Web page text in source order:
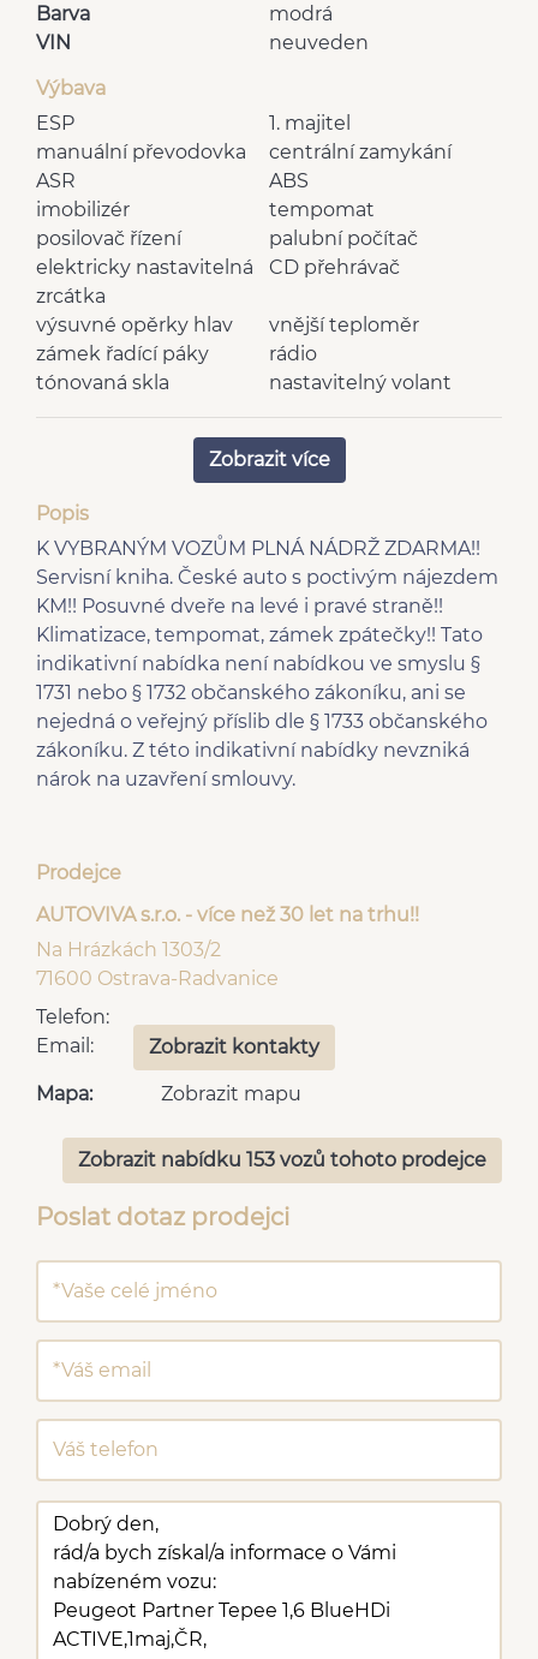
Barva
modrá
VIN
neuveden
Výbava
1. majitel
ESP
centrální zamykání
manuální převodovka
ABS
ASR
tempomat
imobilizér
palubní počítač
posilovač řízení
CD přehrávač
elektricky nastavitelná
zrcátka
vnější teploměr
výsuvné opěrky hlav
rádio
zámek řadící páky
nastavitelný volant
tónovaná skla
spolujezdce
2x AIRBAG
Zatmavená zadní skla
plní 'EURO VI'
Zobrazit více
Popis
K VYBRANÝM VOZŮM PLNÁ NÁDRŽ ZDARMA!!
Servisní kniha. České auto s poctivým nájezdem
KM!! Posuvné dveře na levé i pravé straně!!
Klimatizace, tempomat, zámek zpátečky!! Tato
indikativní nabídka není nabídkou ve smyslu §
1731 nebo § 1732 občanského zákoníku, ani se
nejedná o veřejný příslib dle § 1733 občanského
zákoníku. Z této indikativní nabídky nevzniká
nárok na uzavření smlouvy.
Prodejce
AUTOVIVA s.r.o. - více než 30 let na trhu!!
Na Hrázkách 1303/2
71600 Ostrava-Radvanice
Telefon:
Email:
Zobrazit kontakty
Mapa: Zobrazit mapu
Zobrazit nabídku 153 vozů tohoto prodejce
Poslat dotaz prodejci